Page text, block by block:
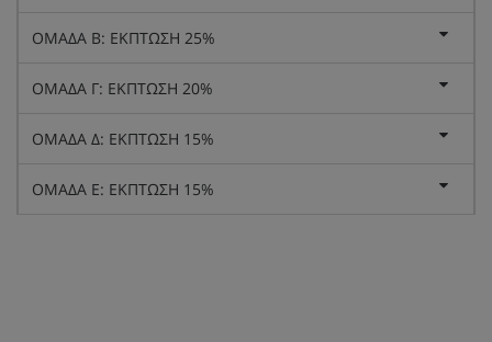
ΟΜΑΔΑ Β: ΕΚΠΤΩΣΗ 25%
ΟΜΑΔΑ Γ: ΕΚΠΤΩΣΗ 20%
ΟΜΑΔΑ Δ: ΕΚΠΤΩΣΗ 15%
ΟΜΑΔΑ Ε: ΕΚΠΤΩΣΗ 15%